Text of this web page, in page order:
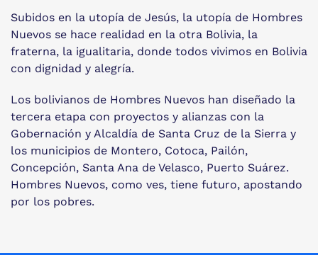
Subidos en la utopía de Jesús, la utopía de Hombres
Nuevos se hace realidad en la otra Bolivia, la
fraterna, la igualitaria, donde todos vivimos en Bolivia
con dignidad y alegría.
Los bolivianos de Hombres Nuevos han diseñado la
tercera etapa con proyectos y alianzas con la
Gobernación y Alcaldía de Santa Cruz de la Sierra y
los municipios de Montero, Cotoca, Pailón,
Concepción, Santa Ana de Velasco, Puerto Suárez.
Hombres Nuevos, como ves, tiene futuro, apostando
por los pobres.